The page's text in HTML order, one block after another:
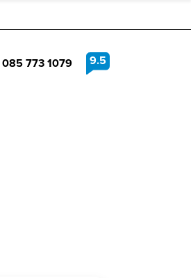
9.5
085 773 1079